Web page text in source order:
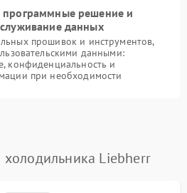
решение и
данных
прошивок и инструментов,
данными:
конфиденциальность и
при необходимости
Liebherr